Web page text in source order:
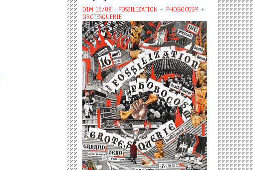
DIM 16/08 : FOSSILIZATION + PHOBOCOSM +
GROTESQUERIE